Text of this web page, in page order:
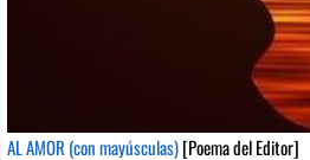
AL AMOR (con mayúsculas)[Poema del Editor]